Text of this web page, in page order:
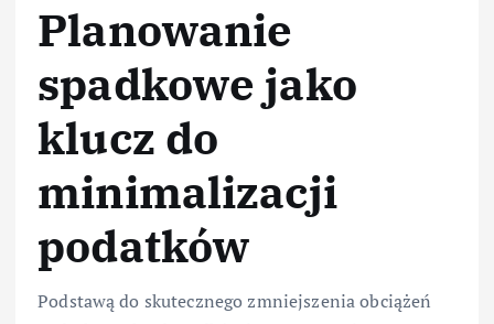
Planowanie
spadkowe jako
klucz do
minimalizacji
podatków
Podstawą do skutecznego zmniejszenia obciążeń